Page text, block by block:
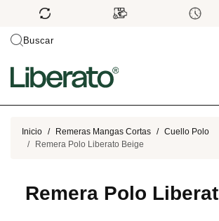
Buscar
LO NUEVO
Inicio Remeras Mangas Cortas
Cuello Polo
Remera Polo Liberato Beige
Remera Polo